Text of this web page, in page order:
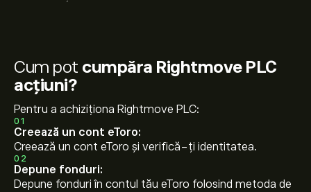
Cum pot cumpăra Rightmove PLC
acțiuni?
Pentru a achiziționa Rightmove PLC:
01
Creează un cont eToro:
Creează un cont eToro și verifică-ți identitatea.
02
Depune fonduri:
Depune fonduri în contul tău eToro folosind metoda de